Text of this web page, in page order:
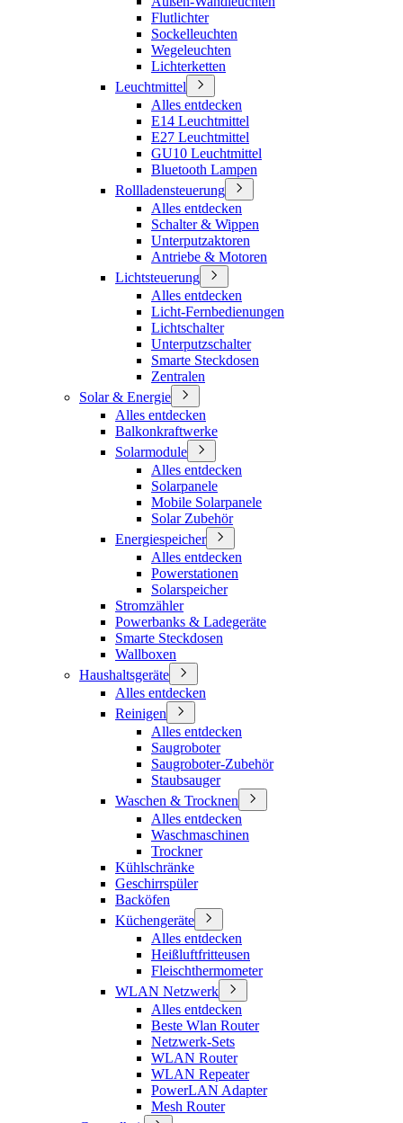
Flutlichter
Sockelleuchten
Wegeleuchten
Lichterketten
Leuchtmittel
Alles entdecken
E14 Leuchtmittel
E27 Leuchtmittel
GU10 Leuchtmittel
Bluetooth Lampen
Rollladensteuerung
Alles entdecken
Schalter & Wippen
Unterputzaktoren
Antriebe & Motoren
Lichtsteuerung
Alles entdecken
Licht-Fernbedienungen
Lichtschalter
Unterputzschalter
Smarte Steckdosen
Zentralen
Solar & Energie
Alles entdecken
Balkonkraftwerke
Solarmodule
Alles entdecken
Solarpanele
Mobile Solarpanele
Solar Zubehör
Energiespeicher
Alles entdecken
Powerstationen
Solarspeicher
Stromzähler
Powerbanks & Ladegeräte
Smarte Steckdosen
Wallboxen
Haushaltsgeräte
Alles entdecken
Reinigen
Alles entdecken
Saugroboter
Saugroboter-Zubehör
Staubsauger
Waschen & Trocknen
Alles entdecken
Waschmaschinen
Trockner
Kühlschränke
Geschirrspüler
Backöfen
Küchengeräte
Alles entdecken
Heißluftfritteusen
Fleischthermometer
WLAN Netzwerk
Alles entdecken
Beste Wlan Router
Netzwerk-Sets
WLAN Router
WLAN Repeater
PowerLAN Adapter
Mesh Router